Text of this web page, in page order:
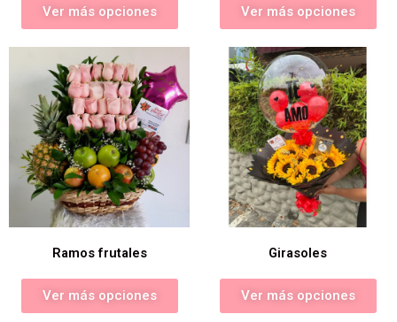
Ver más opciones Ver más opciones
Ramos frutales
Ver más opciones
Girasoles
Ver más opciones